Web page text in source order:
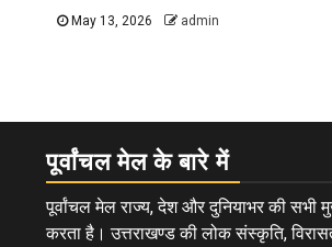
May 13, 2026 admin
पूर्वांचल मेल के बारे में
पूर्वांचल मेल राज्य, देश और दुनियाभर की सभी
करता है। उत्तराखण्ड की लोक संस्कृति,